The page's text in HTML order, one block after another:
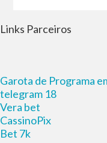
Links Parceiros
Garota de Programa
telegram 18
Vera bet
CassinoPix
Bet 7k